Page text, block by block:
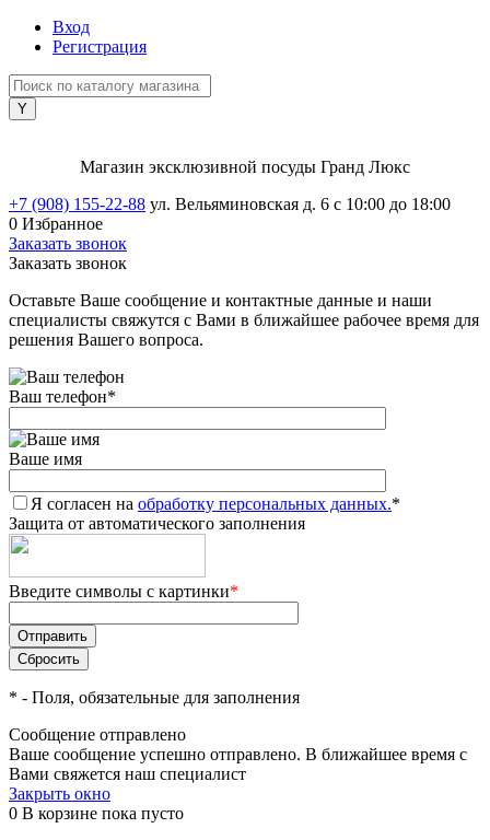
Вход
Регистрация
Магазин эксклюзивной посуды Гранд Люкс
+7 (908) 155-22-88 ул. Вельяминовская д. 6 с 10:00 до 18:00
0 Избранное
Заказать звонок
Заказать звонок
Оставьте Ваше сообщение и контактные данные и наши
специалисты свяжутся с Вами в ближайшее рабочее время для
решения Вашего вопроса.
Ваш телефон*
Ваше имя
Я согласен на обработку персональных данных.*
Защита от автоматического заполнения
Введите символы с картинки*
* - Поля, обязательные для заполнения
Сообщение отправлено
Ваше сообщение успешно отправлено. В ближайшее время с
Вами свяжется наш специалист
Закрыть окно
0 В корзине пока пусто